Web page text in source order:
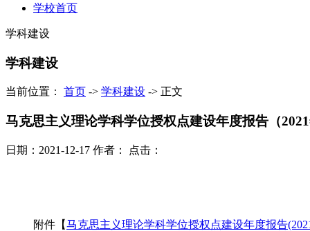
学校首页
学科建设
学科建设
当前位置： 首页 -> 学科建设 -> 正文
马克思主义理论学科学位授权点建设年度报告（
日期：2021-12-17 作者： 点击：
附件【马克思主义理论学科学位授权点建设年度报告